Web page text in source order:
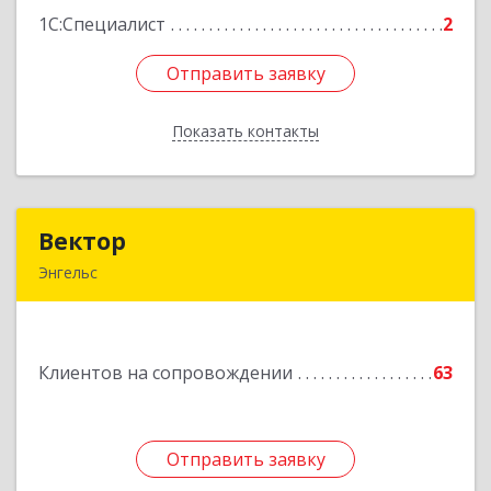
1С:Специалист
2
Отправить заявку
Показать контакты
Отправить заявку
Назад
Вектор
Энгельс
Клиентов на сопровождении 63
Отправить заявку
Подробнее
Отправить заявку